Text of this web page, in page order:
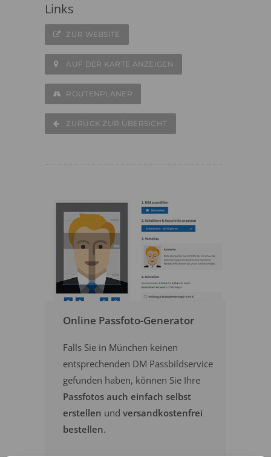
Links
ZUR WEBSITE
AUF DER KARTE ANZEIGEN
ROUTENPLANER
ZURÜCK ZUR ÜBERSICHT
Online Passfoto-Generator
Falls Sie in München keinen
entsprechenden DM Passbildservice
gefunden haben, können Sie Ihre
Passfotos auch einfach selbst
erstellen und versandkostenfrei
bestellen.